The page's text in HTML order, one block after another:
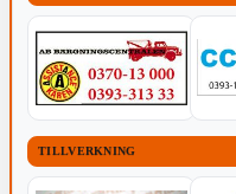
TILLVERKNING